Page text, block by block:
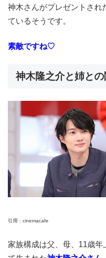
神木さんがプレゼントされ
ているそうです。
素敵ですね♡
神木隆之介と姉との
引用：cinemacafe
家族構成は父、母、11歳